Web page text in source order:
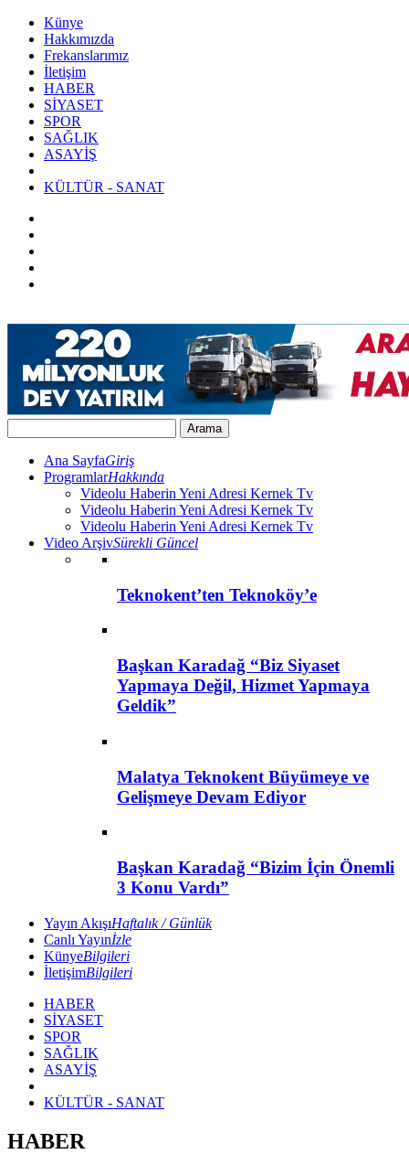
Künye
Hakkımızda
Frekanslarımız
İletişim
HABER
SİYASET
SPOR
SAĞLIK
ASAYİŞ
KÜLTÜR - SANAT
Ana SayfaGiriş
ProgramlarHakkında
Videolu Haberin Yeni Adresi Kernek Tv
Videolu Haberin Yeni Adresi Kernek Tv
Videolu Haberin Yeni Adresi Kernek Tv
Video ArşivSürekli Güncel
Teknokent’ten Teknoköy’e
Başkan Karadağ “Biz Siyaset
Yapmaya Değil, Hizmet Yapmaya
Geldik”
Malatya Teknokent Büyümeye ve
Gelişmeye Devam Ediyor
Başkan Karadağ “Bizim İçin Önemli
3 Konu Vardı”
Yayın AkışıHaftalık / Günlük
Canlı Yayınİzle
KünyeBilgileri
İletişimBilgileri
HABER
SİYASET
SPOR
SAĞLIK
ASAYİŞ
KÜLTÜR - SANAT
HABER